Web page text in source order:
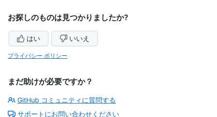
お探しのものは見つかりましたか?
はい いいえ
プライバシー ポリシー
まだ助けが必要ですか？
GitHub コミュニティに質問する
サポートにお問い合わせください